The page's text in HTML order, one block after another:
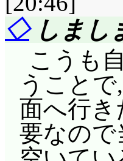
◇しまし
こうも
うこと
面へ行き
要なので